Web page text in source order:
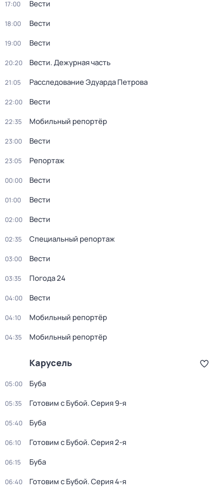
17:00 Вести
18:00 Вести
19:00 Вести
20:20 Вести. Дежурная часть
21:05 Расследование Эдуарда Петрова
22:00 Вести
22:35 Мобильный репортёр
23:00 Вести
23:05 Репортаж
00:00 Вести
01:00 Вести
02:00 Вести
02:35 Специальный репортаж
03:00 Вести
03:35 Погода 24
04:00 Вести
04:10 Мобильный репортёр
04:35 Мобильный репортёр
Карусель
05:00 Буба
05:35 Готовим с Бубой. Серия 9-я
05:40 Буба
06:10 Готовим с Бубой. Серия 2-я
06:15 Буба
06:40 Готовим с Бубой. Серия 4-я